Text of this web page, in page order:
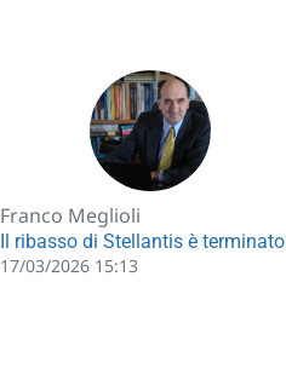
Franco Meglioli
Il ribasso di Stellantis è
17/03/2026 15:13